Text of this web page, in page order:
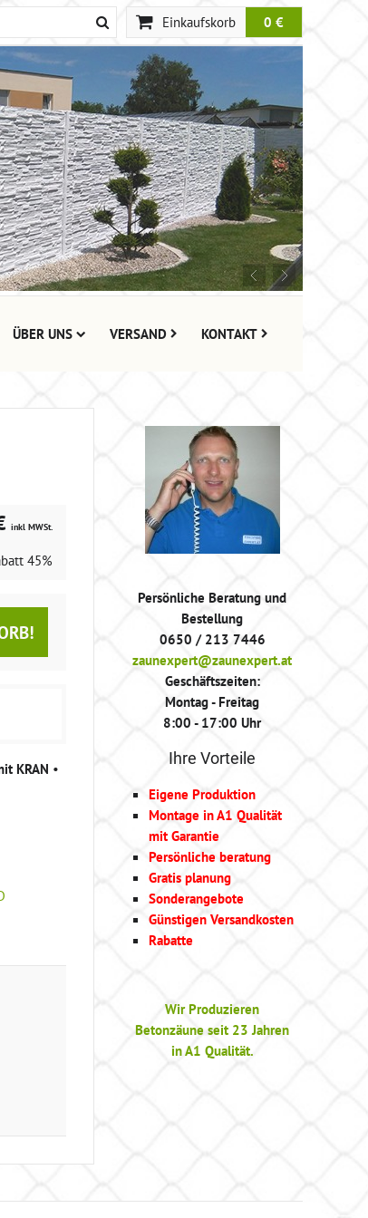
Einkaufskorb 0 €
ÜBER UNS VERSAND KONTAKT
inkl MWSt.
45%
KRAN •
Persönliche Beratung und
Bestellung
0650 / 213 7446
zaunexpert@zaunexpert.at
Geschäftszeiten:
Montag - Freitag
8:00 - 17:00 Uhr
Ihre Vorteile
Eigene Produktion
Montage in A1 Qualität
mit Garantie
Persönliche beratung
Gratis planung
Sonderangebote
Günstigen Versandkosten
Rabatte
Wir Produzieren
Betonzäune seit 23 Jahren
in A1 Qualität.